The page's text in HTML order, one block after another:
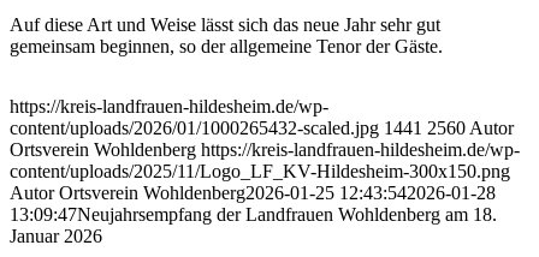
Auf diese Art und Weise lässt sich das neue Jahr sehr gut
gemeinsam beginnen, so der allgemeine Tenor der Gäste.
https://kreis-landfrauen-hildesheim.de/wp-
content/uploads/2026/01/1000265432-scaled.jpg 1441 2560 Autor
Ortsverein Wohldenberg https://kreis-landfrauen-hildesheim.de/wp-
content/uploads/2025/11/Logo_LF_KV-Hildesheim-300x150.png
Autor Ortsverein Wohldenberg2026-01-25 12:43:542026-01-28
13:09:47Neujahrsempfang der Landfrauen Wohldenberg am 18.
Januar 2026